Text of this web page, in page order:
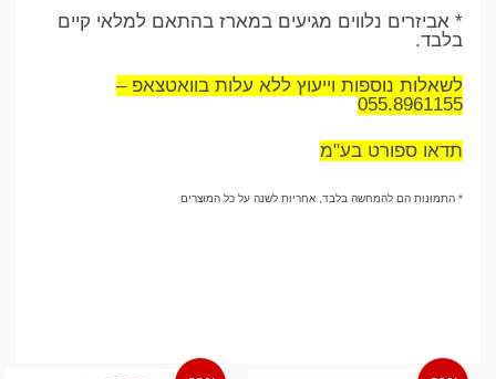
* אביזרים נלווים מגיעים במארז בהתאם למלאי קיים
בלבד.
לשאלות נוספות וייעוץ ללא עלות בוואטצאפ –
055.8961155
תדאו ספורט בע"מ
* התמונות הם להמחשה בלבד, אחריות לשנה על כל המוצרים